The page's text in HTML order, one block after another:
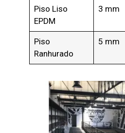
Piso Liso
EPDM
3 mm
Piso
Ranhurado
5 mm